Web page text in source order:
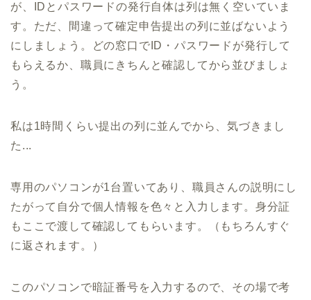
が、IDとパスワードの発行自体は列は無く空いていま
す。ただ、間違って確定申告提出の列に並ばないよう
にしましょう。どの窓口でID・パスワードが発行して
もらえるか、職員にきちんと確認してから並びましょ
う。
私は1時間くらい提出の列に並んでから、気づきまし
た...
専用のパソコンが1台置いてあり、職員さんの説明にし
たがって自分で個人情報を色々と入力します。身分証
もここで渡して確認してもらいます。（もちろんすぐ
に返されます。）
このパソコンで暗証番号を入力するので、その場で考